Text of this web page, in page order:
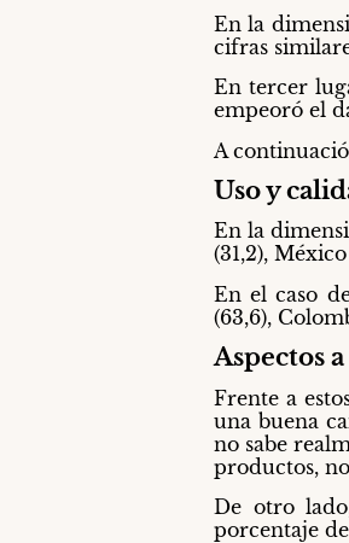
En la
cifras
En tercer
empeoró el
A
Uso y
En la
(31,2),
En el caso
(63,6),
Aspectos
Frente a
una buena
no sabe
productos,
De otro
porcentaje